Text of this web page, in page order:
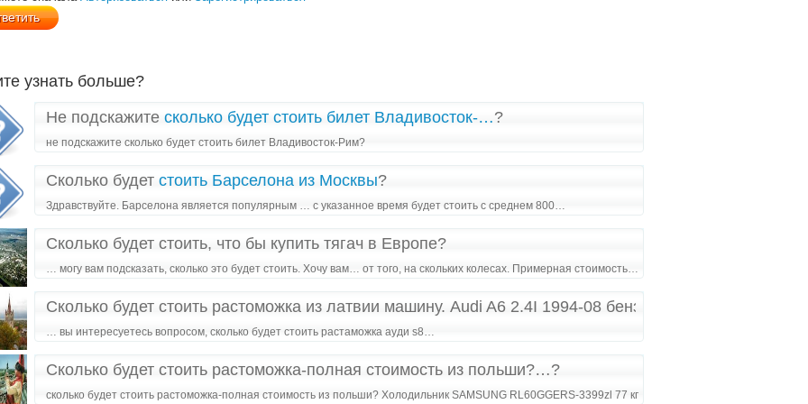
узнать больше?
Не подскажите сколько будет стоить билет Владивосток-…?
не подскажите сколько будет стоить билет Владивосток-Рим?
Сколько будет стоить Барселона из Москвы?
Здравствуйте. Барселона является популярным … с указанное время будет стоить с среднем 800…
Сколько будет стоить, что бы купить тягач в Европе?
… могу вам подсказать, сколько это будет стоить. Хочу вам… от того, на скольких колесах. Примерная стоимость…
Сколько будет стоить растоможка из латвии машину. Audi A6 2.4I 1994-08 бензин,механика. движок
… вы интересуетесь вопросом, сколько будет стоить растаможка ауди s8…
Сколько будет стоить растоможка-полная стоимость из польши?…?
сколько будет стоить растоможка-полная стоимость из польши? Холодильник SAMSUNG RL60GGERS-3399zl 77 кг